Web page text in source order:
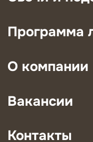
Программа
О компании
Вакансии
Контакты